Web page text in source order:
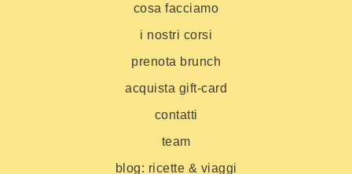
cosa facciamo
i nostri corsi
prenota brunch
acquista gift-card
contatti
team
blog: ricette & viaggi